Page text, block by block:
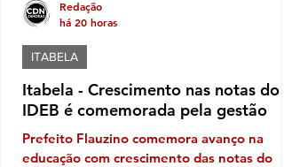
Itabela - Crescimento nas notas do
IDEB é comemorada pela gestão
Prefeito Flauzino comemora avanço na
educação com crescimento das notas do
ITABELA
Redação
há 20 horas